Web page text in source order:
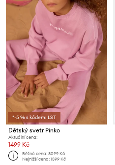
*-5 % s kódem: LST
Dětský svetr Pinko
Aktuální cena:
1499 Kč
Běžná cena:3099 Kč
Nejnižší cena:1599 Kč